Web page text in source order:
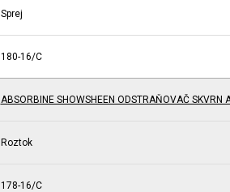
Sprej
180-16/C
ABSORBINE SHOWSHEEN ODSTRAŇOVAČ SKVRN
Roztok
178-16/C